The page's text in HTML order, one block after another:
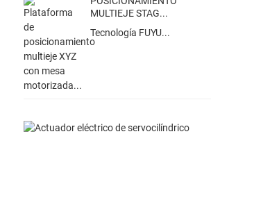
MULTIEJE STAG...
Tecnología FUYU...